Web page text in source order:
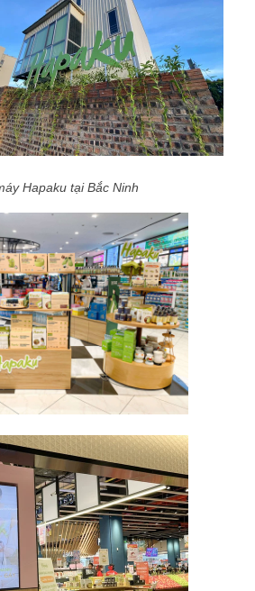
Hapaku tại Bắc Ninh